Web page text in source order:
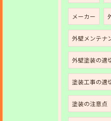
メーカー
外壁メンテナ
外壁塗装の適
塗装工事の適
塗装の注意点